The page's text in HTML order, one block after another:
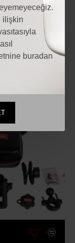
ilişkin
buradan
Düzey Koruma